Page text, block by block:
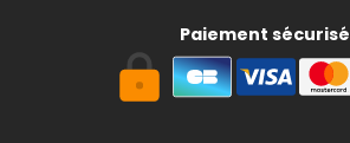
Paiement sécurisé